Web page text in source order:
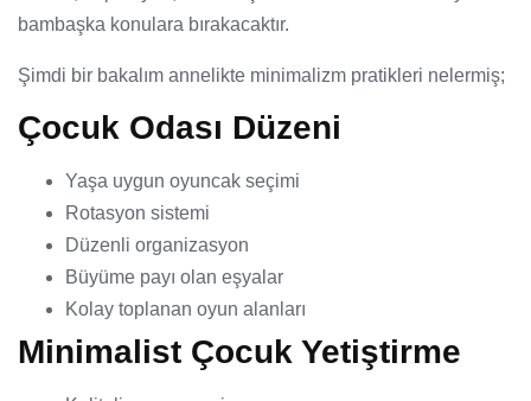
bambaşka konulara bırakacaktır.
Şimdi bir bakalım annelikte minimalizm pratikleri nelermiş;
Çocuk Odası Düzeni
Yaşa uygun oyuncak seçimi
Rotasyon sistemi
Düzenli organizasyon
Büyüme payı olan eşyalar
Kolay toplanan oyun alanları
Minimalist Çocuk Yetiştirme